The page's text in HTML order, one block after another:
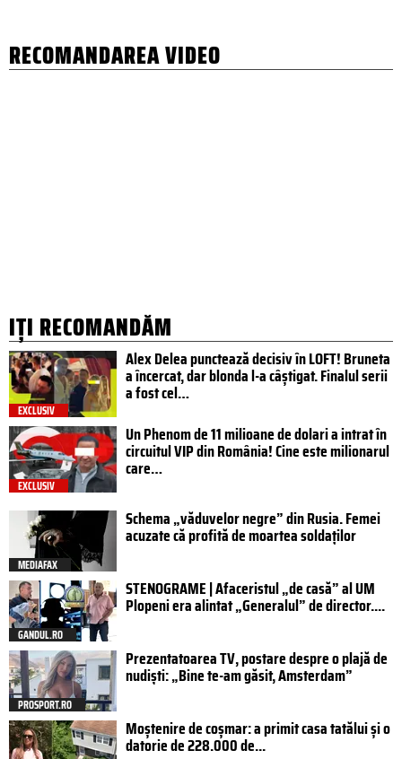
RECOMANDAREA VIDEO
IȚI RECOMANDĂM
EXCLUSIV
Alex Delea punctează decisiv în LOFT! Bruneta
a încercat, dar blonda l-a câștigat. Finalul serii
a fost cel…
EXCLUSIV
Un Phenom de 11 milioane de dolari a intrat în
circuitul VIP din România! Cine este milionarul
care…
MEDIAFAX
Schema „văduvelor negre” din Rusia. Femei
acuzate că profită de moartea soldaților
GANDUL.RO
STENOGRAME | Afaceristul „de casă” al UM
Plopeni era alintat „Generalul” de director....
PROSPORT.RO
Prezentatoarea TV, postare despre o plajă de
nudiști: „Bine te-am găsit, Amsterdam”
Moștenire de coșmar: a primit casa tatălui și o
datorie de 228.000 de...